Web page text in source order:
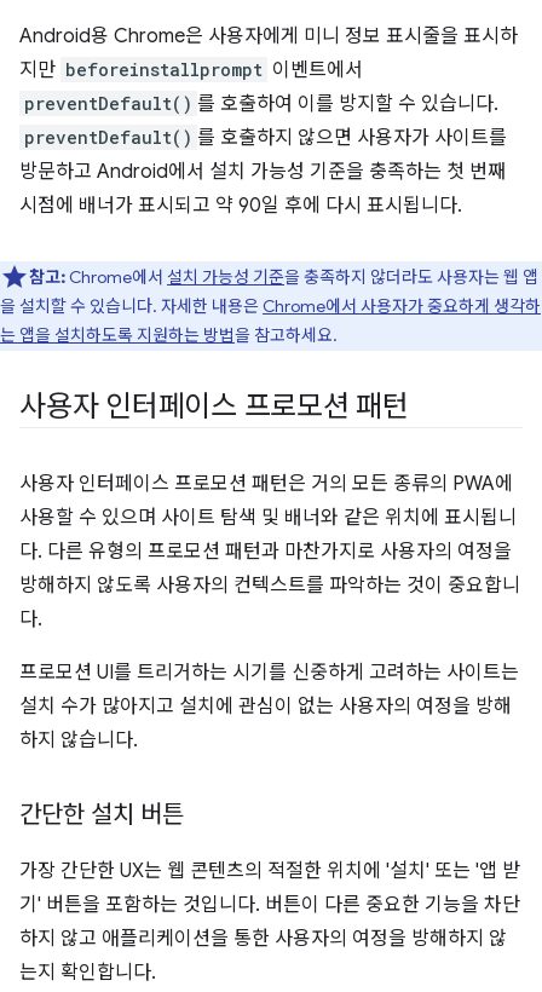
Android용 Chrome은 사용자에게 미니 정보 표시줄을 표시하
지만 beforeinstallprompt 이벤트에서
preventDefault() 를 호출하여 이를 방지할 수 있습니다.
preventDefault() 를 호출하지 않으면 사용자가 사이트를
방문하고 Android에서 설치 가능성 기준을 충족하는 첫 번째
시점에 배너가 표시되고 약 90일 후에 다시 표시됩니다.
참고: Chrome에서 설치 가능성 기준을 충족하지 않더라도 사용자는 웹 앱
을 설치할 수 있습니다. 자세한 내용은 Chrome에서 사용자가 중요하게 생각하
는 앱을 설치하도록 지원하는 방법을 참고하세요.
사용자 인터페이스 프로모션 패턴
사용자 인터페이스 프로모션 패턴은 거의 모든 종류의 PWA에
사용할 수 있으며 사이트 탐색 및 배너와 같은 위치에 표시됩니
다. 다른 유형의 프로모션 패턴과 마찬가지로 사용자의 여정을
방해하지 않도록 사용자의 컨텍스트를 파악하는 것이 중요합니
다.
프로모션 UI를 트리거하는 시기를 신중하게 고려하는 사이트는
설치 수가 많아지고 설치에 관심이 없는 사용자의 여정을 방해
하지 않습니다.
간단한 설치 버튼
가장 간단한 UX는 웹 콘텐츠의 적절한 위치에 '설치' 또는 '앱 받
기' 버튼을 포함하는 것입니다. 버튼이 다른 중요한 기능을 차단
하지 않고 애플리케이션을 통한 사용자의 여정을 방해하지 않
는지 확인합니다.